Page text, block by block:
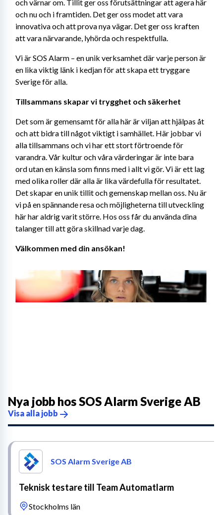
och värnar om. Tillit ger oss förutsättningar att agera här
och nu och i framtiden. Det ger oss modet att vara
innovativa och att prova nya vägar. Det ger oss kraften
att vara närvarande, lyhörda och respektfulla.
Vi är SOS Alarm – en unik verksamhet där varje person är
en lika viktig länk i kedjan för att skapa ett tryggare
Sverige för alla.
Tillsammans skapar vi trygghet och säkerhet
Det som är gemensamt för alla här är viljan att hjälpas åt
och att bidra till något viktigt i samhället. Här jobbar vi
alla tillsammans och vi har ett stort förtroende för
varandra. Vår kultur och våra värderingar är inte bara
ord utan en känsla som finns med i allt vi gör. Vi är ett lag
med olika roller där alla är lika värdefulla för resultatet.
Det skapar en unik tillit och gemenskap mellan oss. Nu är
vi på en spännande resa och möjligheterna till utveckling
här har aldrig varit större. Hos oss får du använda dina
talanger till att göra skillnad varje dag.
Välkommen med din ansökan!
Nya jobb hosSOS Alarm Sverige AB
Visa alla jobb
SOS Alarm Sverige AB
Teknisk testare till Team Automatlarm
Stockholms län